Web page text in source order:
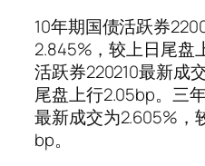
10年期国债活跃券
2.845%，较上日尾盘
活跃券220210最新成
尾盘上行2.05bp。三
最新成交为2.605%，
bp。